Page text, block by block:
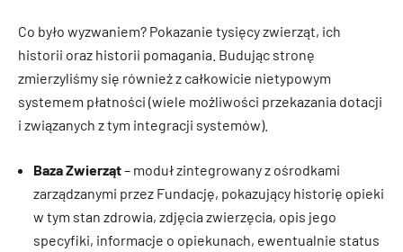
Co było wyzwaniem? Pokazanie tysięcy zwierząt, ich
historii oraz historii pomagania. Budując stronę
zmierzyliśmy się również z całkowicie nietypowym
systemem płatności (wiele możliwości przekazania dotacji
i związanych z tym integracji systemów).
Baza Zwierząt– moduł zintegrowany z ośrodkami
zarządzanymi przez Fundację, pokazujący historię opieki
w tym stan zdrowia, zdjęcia zwierzęcia, opis jego
specyfiki, informacje o opiekunach, ewentualnie status